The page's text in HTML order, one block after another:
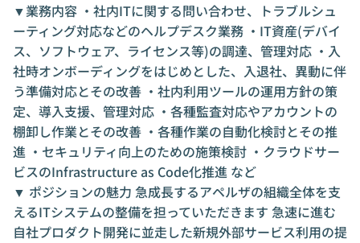
▼業務内容 ・社内ITに関する問い合わせ、トラブルシュ
ーティング対応などのヘルプデスク業務 ・IT資産(デバイ
ス、ソフトウェア、ライセンス等)の調達、管理対応 ・入
社時オンボーディングをはじめとした、入退社、異動に伴
う準備対応とその改善 ・社内利用ツールの運用方針の策
定、導入支援、管理対応 ・各種監査対応やアカウントの
棚卸し作業とその改善 ・各種作業の自動化検討とその推
進 ・セキュリティ向上のための施策検討 ・クラウドサー
ビスのInfrastructure as Code化推進 など
▼ ポジションの魅力 急成長するアペルザの組織全体を支
えるITシステムの整備を担っていただきます 急速に進む
自社プロダクト開発に並走した新規外部サービス利用の提